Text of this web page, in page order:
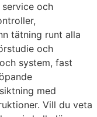
och
tätning runt alla
och
system, fast
med
Vill du veta